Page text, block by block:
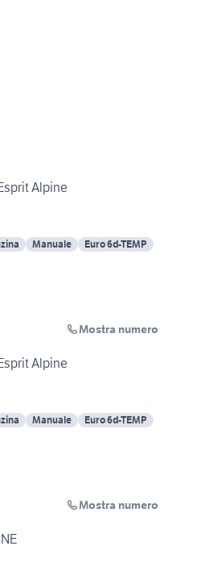
Alpine
Manuale Euro 6d-TEMP
Mostra numero
Alpine
Manuale Euro 6d-TEMP
Mostra numero